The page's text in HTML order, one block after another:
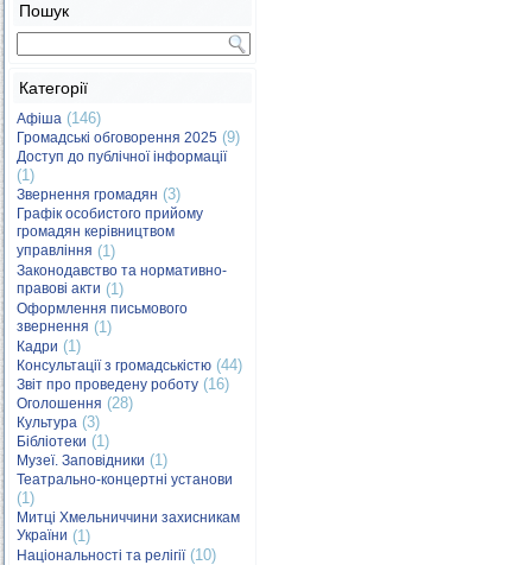
Пошук
Категорії
Афіша (146)
Громадські обговорення 2025 (9)
Доступ до публічної інформації
(1)
Звернення громадян (3)
Графік особистого прийому
громадян керівництвом
управління (1)
Законодавство та нормативно-
правові акти (1)
Оформлення письмового
звернення (1)
Кадри (1)
Консультації з громадськістю (44)
Звіт про проведену роботу (16)
Оголошення (28)
Культура (3)
Бібліотеки (1)
Музеї. Заповідники (1)
Театрально-концертні установи
(1)
Митці Хмельниччини захисникам
України (1)
Національності та релігії(10)